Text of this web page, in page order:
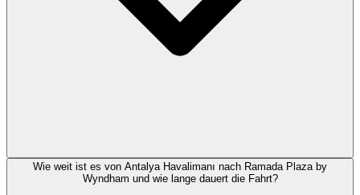
Wie weit ist es von Antalya Havalimanı nach Ramada Plaza by
Wyndham und wie lange dauert die Fahrt?